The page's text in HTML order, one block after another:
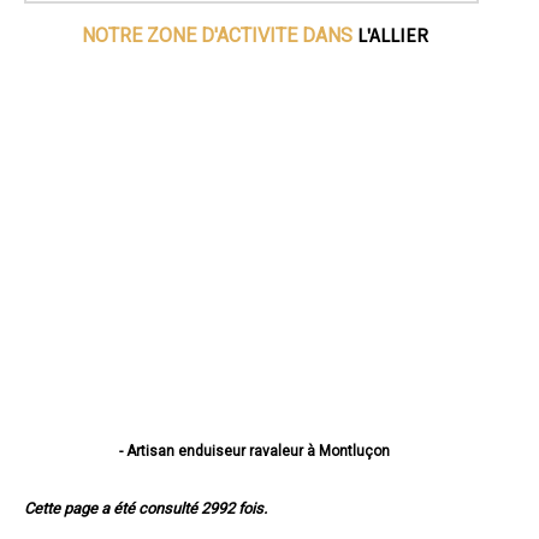
NOTRE ZONE D'ACTIVITE DANS L'ALLIER
- Artisan enduiseur ravaleur à Montluçon
- Artisan enduiseur ravaleur à Cusset
Cette page a été consulté 2992 fois.